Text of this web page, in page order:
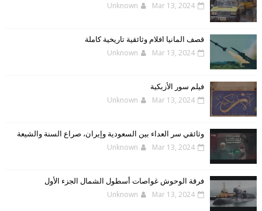
Unknown Mar 13, 2024
قصف المانيا افلام وثائقية تاريخية كاملة
Unknown Mar 13, 2024
فيلم سور الأزبكية
Unknown Mar 13, 2024
وثائقي سر العداء بين السعودية وإيران، صراع السنة والشيعة
Unknown Mar 13, 2024
فرقة الوحوش غواصات أسطول الشمال الجزء الأول
Unknown Mar 13, 2024